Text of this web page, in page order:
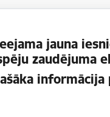
jauna
zaudējuma
informācija